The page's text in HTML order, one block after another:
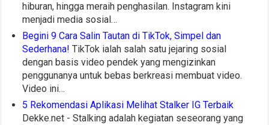
hiburan, hingga meraih penghasilan. Instagram kini
menjadi media sosial…
Begini 9 Cara Salin Tautan di TikTok, Simpel dan
Sederhana! TikTok ialah salah satu jejaring sosial
dengan basis video pendek yang mengizinkan
penggunanya untuk bebas berkreasi membuat video.
Video ini…
5 Rekomendasi Aplikasi Melihat Stalker IG Terbaik
Dekke.net - Stalking adalah kegiatan seseorang yang